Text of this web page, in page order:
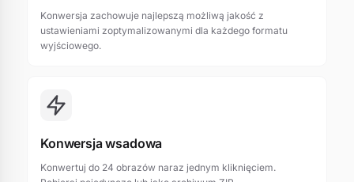
Konwersja zachowuje najlepszą możliwą jakość z
ustawieniami zoptymalizowanymi dla każdego formatu
wyjściowego.
Konwersja wsadowa
Konwertuj do 24 obrazów naraz jednym kliknięciem.